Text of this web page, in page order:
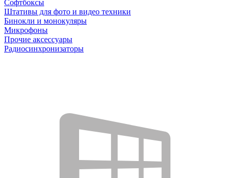
Софтбоксы
Штативы для фото и видео техники
Бинокли и монокуляры
Микрофоны
Прочие аксессуары
Радиосинхронизаторы